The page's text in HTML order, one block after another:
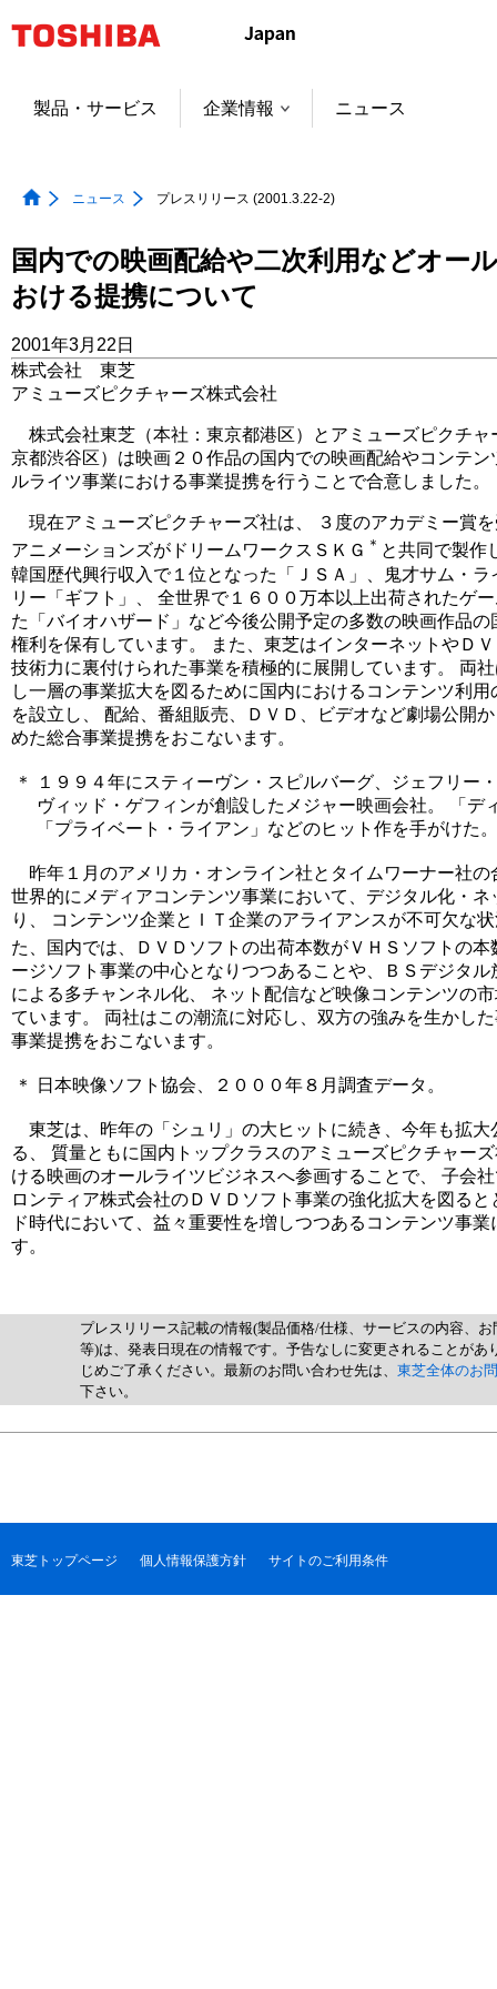
ャ
製品・サービス 企業情報 ニュース
ニュース プレスリリース (2001.3.22-2)
国内での映画配給や二次利用などオー
おける提携について
2001年3月22日
株式会社 東芝
アミューズピクチャーズ株式会社
株式会社東芝（本社：東京都港区）とアミューズピクチャ
京都渋谷区）は映画２０作品の国内での映画配給やコンテ
ルライツ事業における事業提携を行うことで合意しました。
現在アミューズピクチャーズ社は、 ３度のアカデミー賞
アニメーションズがドリームワークスＳＫＧ ＊ と共同で製作
韓国歴代興行収入で１位となった「ＪＳＡ」、鬼才サム・
リー「ギフト」、 全世界で１６００万本以上出荷されたゲ
た「バイオハザード」など今後公開予定の多数の映画作品
権利を保有しています。 また、東芝はインターネットやＤ
技術力に裏付けられた事業を積極的に展開しています。 両
し一層の事業拡大を図るために国内におけるコンテンツ利
を設立し、 配給、番組販売、ＤＶＤ、ビデオなど劇場公開
めた総合事業提携をおこないます。
＊
１９９４年にスティーヴン・スピルバーグ、ジェフリー
ヴィッド・ゲフィンが創設したメジャー映画会社。 「デ
「プライベート・ライアン」などのヒット作を手がけた。
昨年１月のアメリカ・オンライン社とタイムワーナー社の
世界的にメディアコンテンツ事業において、デジタル化・
り、 コンテンツ企業とＩＴ企業のアライアンスが不可欠な
た、国内では、ＤＶＤソフトの出荷本数がＶＨＳソフトの本
ージソフト事業の中心となりつつあることや、ＢＳデジタ
による多チャンネル化、 ネット配信など映像コンテンツの
ています。 両社はこの潮流に対応し、双方の強みを生かし
事業提携をおこないます。
＊ 日本映像ソフト協会、２０００年８月調査データ。
東芝は、昨年の「シュリ」の大ヒットに続き、今年も拡大
る、 質量ともに国内トップクラスのアミューズピクチャー
ける映画のオールライツビジネスへ参画することで、 子会
ロンティア株式会社のＤＶＤソフト事業の強化拡大を図る
ド時代において、益々重要性を増しつつあるコンテンツ事
す。
プレスリリース記載の情報(製品価格/仕様、サービスの内容、
等)は、発表日現在の情報です。予告なしに変更されることがあ
じめご了承ください。最新のお問い合わせ先は、 東芝全体のお
下さい。
東芝トップページ 個人情報保護方針 サイトのご利用条件